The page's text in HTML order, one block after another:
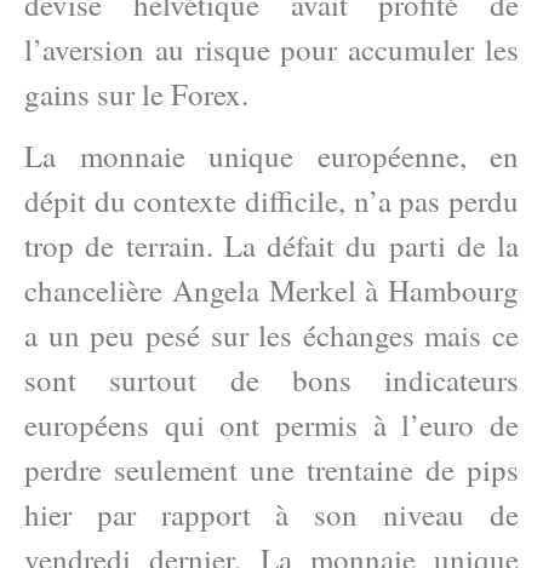
l’aversion au risque pour accumuler les
gains sur le Forex.
La monnaie unique européenne, en
dépit du contexte difficile, n’a pas perdu
trop de terrain. La défait du parti de la
chancelière Angela Merkel à Hambourg
a un peu pesé sur les échanges mais ce
sont surtout de bons indicateurs
européens qui ont permis à l’euro de
perdre seulement une trentaine de pips
hier par rapport à son niveau de
vendredi dernier. La monnaie unique